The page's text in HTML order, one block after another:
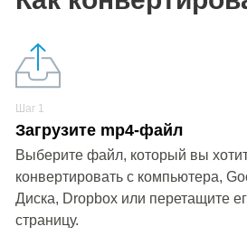
Шаг 1
Загрузите mp4-файл
Выберите файл, который вы
конвертировать с компьютера,
Диска, Dropbox или перетащите
страницу.